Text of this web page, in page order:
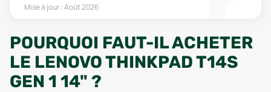
Mise à jour :Août 2026
POURQUOI FAUT-IL ACHETER
LE LENOVO THINKPAD T14S
GEN 1 14" ?